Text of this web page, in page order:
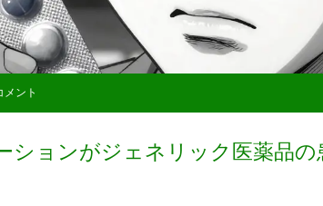
メント
ションがジェネリック医薬品